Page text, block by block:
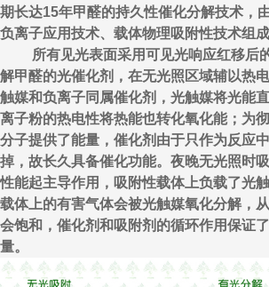
期长达15年甲醛的持久性催化分解技术，
负离子应用技术、载体物理吸附性技术组成
所有见光表面采用可见光响应红移后
解甲醛的光催化剂，在无光照区域辅以热
触媒和负离子同属催化剂，光触媒将光能
离子粉的热电性将热能也转化氧化能；为
分子提供了能量，催化剂由于只作为反应
掉，故长久具备催化功能。夜晚无光照时
性能起主导作用，吸附性载体上负载了光
载体上的有害气体会被光触媒氧化分解，
会饱和，催化剂和吸附剂的循环作用保证
量。